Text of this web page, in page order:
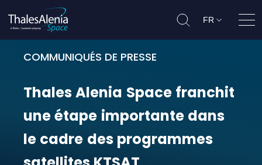
FR
COMMUNIQUÉS DE PRESSE
Thales Alenia Space franchit une
ThalesAlenia Space franchit
uneétape importante dans
le cadre des programmes